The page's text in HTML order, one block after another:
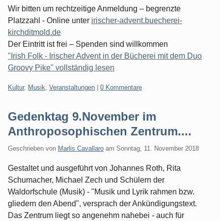
Wir bitten um rechtzeitige Anmeldung – begrenzte
Platzzahl - Online unter irischer-advent.buecherei-
kirchditmold.de
Der Eintritt ist frei – Spenden sind willkommen
"Irish Folk - Irischer Advent in der Bücherei mit dem Duo
Groovy Pike" vollständig lesen
Kategorien:
Kultur, Musik Veranstaltungen | 0 Kommentare
Gedenktag 9.November im
Anthroposophischen Zentrum....
Geschrieben von Marlis Cavallaro am Sonntag, 11. November 2018
Gestaltet und ausgeführt von Johannes Roth, Rita
Schumacher, Michael Zech und Schülern der
Waldorfschule (Musik) - "Musik und Lyrik rahmen bzw.
gliedern den Abend", versprach der Ankündigungstext.
Das Zentrum liegt so angenehm nahebei - auch für